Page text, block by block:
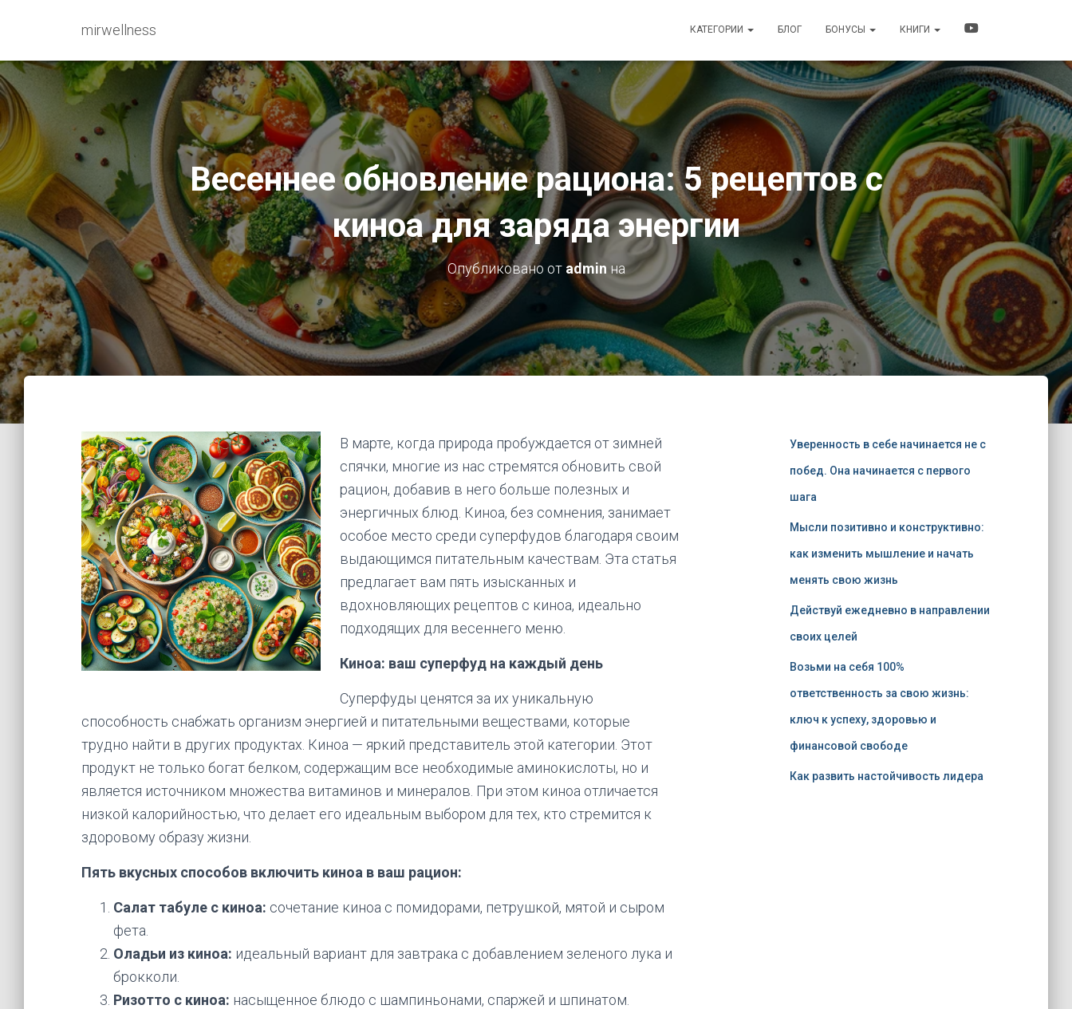
mirwellness КАТЕГОРИИ БЛОГ БОНУСЫ КНИГИ
Весеннее обновление рациона: 5 рецептов с
киноа для заряда энергии
Опубликовано от admin на
В марте, когда природа пробуждается от зимней
спячки, многие из нас стремятся обновить свой
рацион, добавив в него больше полезных и
энергичных блюд. Киноа, без сомнения, занимает
особое место среди суперфудов благодаря своим
выдающимся питательным качествам. Эта статья
предлагает вам пять изысканных и
вдохновляющих рецептов с киноа, идеально
подходящих для весеннего меню.
Киноа: ваш суперфуд на каждый день
Суперфуды ценятся за их уникальную
способность снабжать организм энергией и питательными веществами, которые
трудно найти в других продуктах. Киноа — яркий представитель этой категории. Этот
продукт не только богат белком, содержащим все необходимые аминокислоты, но и
является источником множества витаминов и минералов. При этом киноа отличается
низкой калорийностью, что делает его идеальным выбором для тех, кто стремится к
здоровому образу жизни.
Пять вкусных способов включить киноа в ваш рацион:
Салат табуле с киноа: сочетание киноа с помидорами, петрушкой, мятой и сыром
фета.
Оладьи из киноа: идеальный вариант для завтрака с добавлением зеленого лука и
брокколи.
Ризотто с киноа: насыщенное блюдо с шампиньонами, спаржей и шпинатом.
Уверенность в себе начинается не с
побед. Она начинается с первого
шага
Мысли позитивно и конструктивно:
как изменить мышление и начать
менять свою жизнь
Действуй ежедневно в направлении
своих целей
Возьми на себя 100%
ответственность за свою жизнь:
ключ к успеху, здоровью и
финансовой свободе
Как развить настойчивость лидера